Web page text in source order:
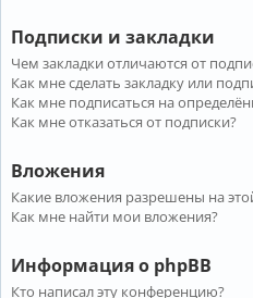
Подписки и закладки
Чем закладки отличаются от
Как мне сделать закладку или
Как мне подписаться на
Как мне отказаться от подписки?
Вложения
Какие вложения разрешены на
Как мне найти мои вложения?
Информация о phpBB
Кто написал эту конференцию?